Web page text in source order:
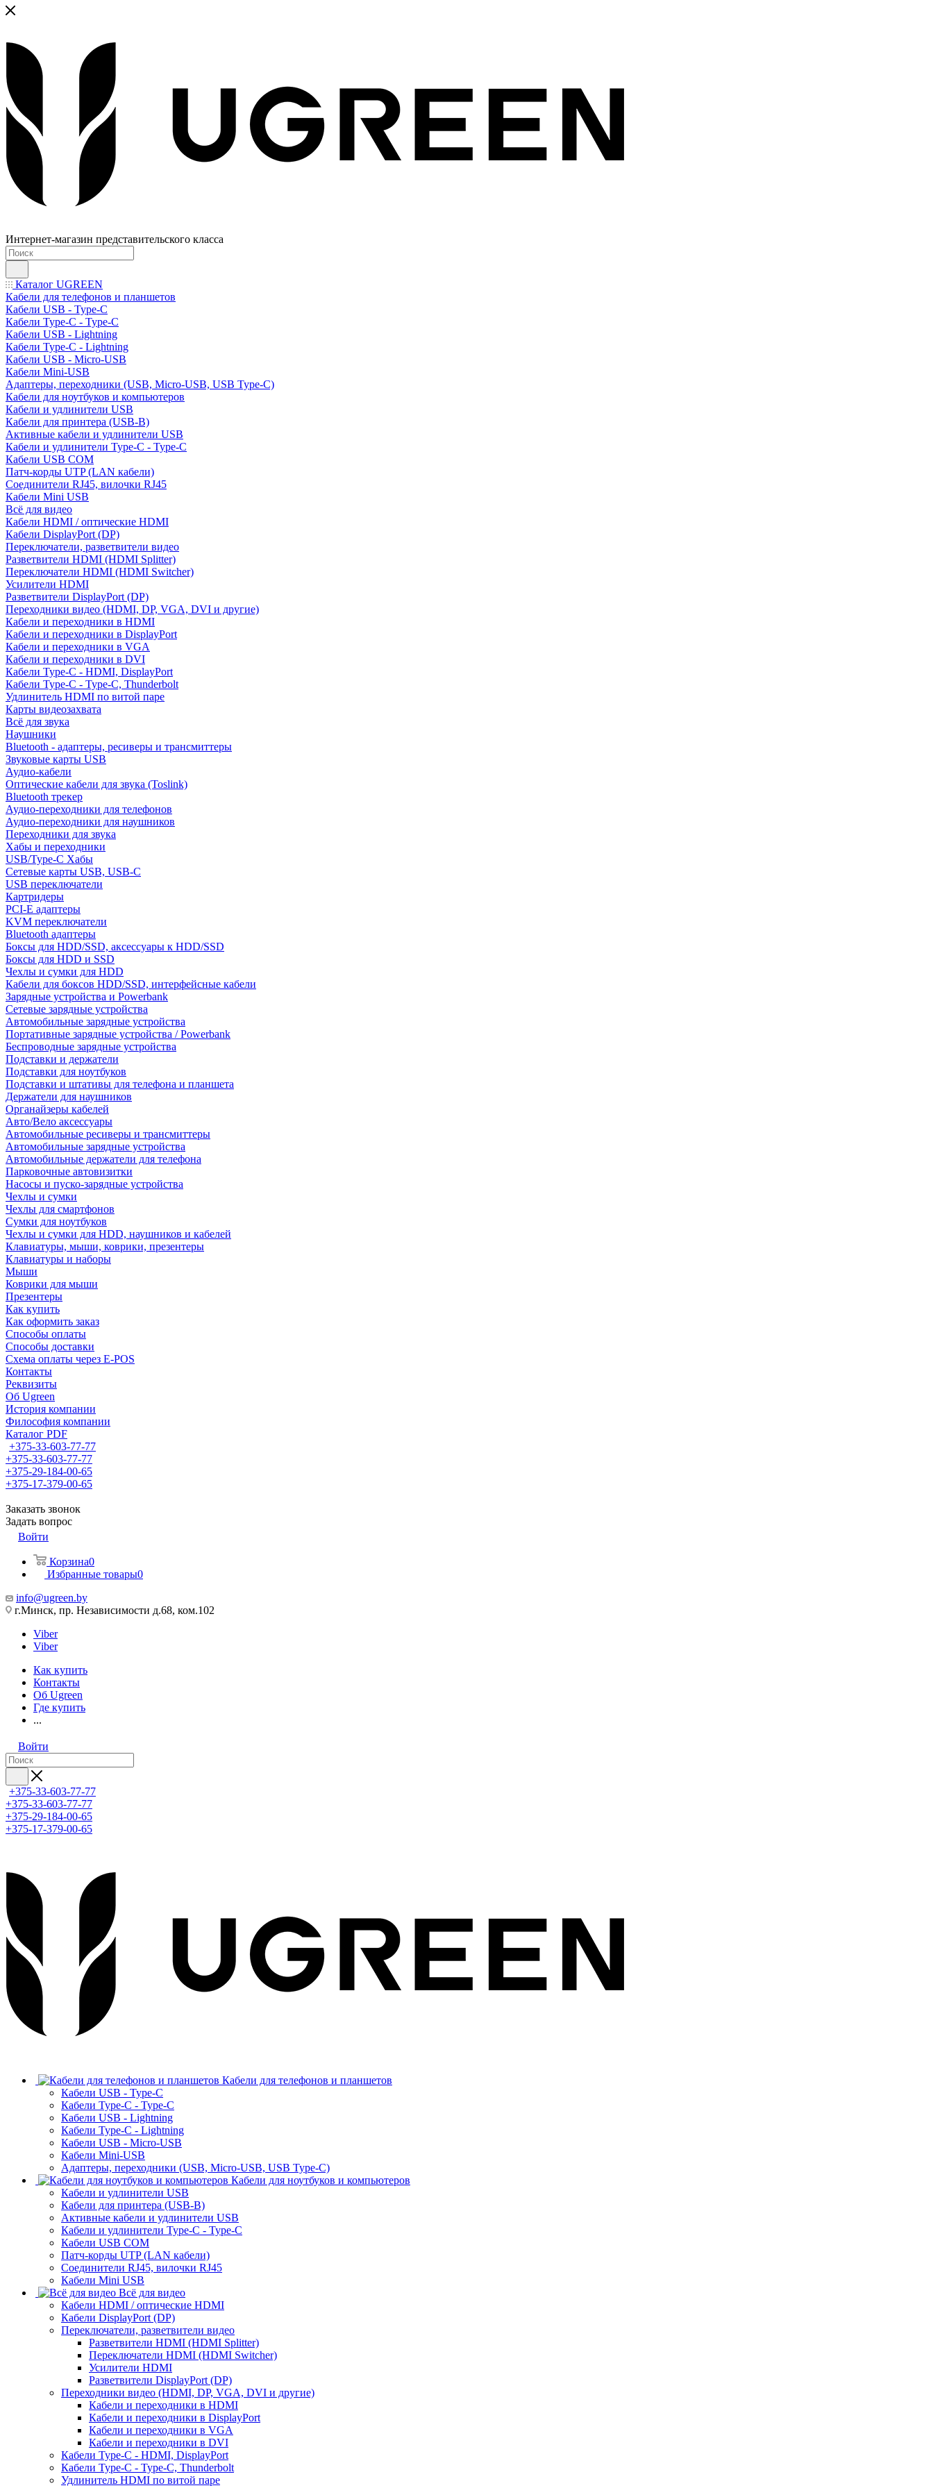
Интернет-магазин представительского класса
Каталог UGREEN
Кабели для телефонов и планшетов
Кабели USB - Type-C
Кабели Type-C - Type-C
Кабели USB - Lightning
Кабели Type-C - Lightning
Кабели USB - Micro-USB
Кабели Mini-USB
Адаптеры, переходники (USB, Micro-USB, USB Type-C)
Кабели для ноутбуков и компьютеров
Кабели и удлинители USB
Кабели для принтера (USB-B)
Активные кабели и удлинители USB
Кабели и удлинители Type-C - Type-C
Кабели USB COM
Патч-корды UTP (LAN кабели)
Соединители RJ45, вилочки RJ45
Кабели Mini USB
Всё для видео
Кабели HDMI / оптические HDMI
Кабели DisplayPort (DP)
Переключатели, разветвители видео
Разветвители HDMI (HDMI Splitter)
Переключатели HDMI (HDMI Switcher)
Усилители HDMI
Разветвители DisplayPort (DP)
Переходники видео (HDMI, DP, VGA, DVI и другие)
Кабели и переходники в HDMI
Кабели и переходники в DisplayPort
Кабели и переходники в VGA
Кабели и переходники в DVI
Кабели Type-C - HDMI, DisplayPort
Кабели Type-C - Type-C, Thunderbolt
Удлинитель HDMI по витой паре
Карты видеозахвата
Всё для звука
Наушники
Bluetooth - адаптеры, ресиверы и трансмиттеры
Звуковые карты USB
Аудио-кабели
Оптические кабели для звука (Toslink)
Bluetooth трекер
Аудио-переходники для телефонов
Аудио-переходники для наушников
Переходники для звука
Хабы и переходники
USB/Type-C Хабы
Сетевые карты USB, USB-C
USB переключатели
Картридеры
PCI-E адаптеры
KVM переключатели
Bluetooth адаптеры
Боксы для HDD/SSD, аксессуары к HDD/SSD
Боксы для HDD и SSD
Чехлы и сумки для HDD
Кабели для боксов HDD/SSD, интерфейсные кабели
Зарядные устройства и Powerbank
Сетевые зарядные устройства
Автомобильные зарядные устройства
Портативные зарядные устройства / Powerbank
Беспроводные зарядные устройства
Подставки и держатели
Подставки для ноутбуков
Подставки и штативы для телефона и планшета
Держатели для наушников
Органайзеры кабелей
Авто/Вело аксессуары
Автомобильные ресиверы и трансмиттеры
Автомобильные зарядные устройства
Автомобильные держатели для телефона
Парковочные автовизитки
Насосы и пуско-зарядные устройства
Чехлы и сумки
Чехлы для смартфонов
Сумки для ноутбуков
Чехлы и сумки для HDD, наушников и кабелей
Клавиатуры, мыши, коврики, презентеры
Клавиатуры и наборы
Мыши
Коврики для мыши
Презентеры
Как купить
Как оформить заказ
Способы оплаты
Способы доставки
Схема оплаты через E-POS
Контакты
Реквизиты
Об Ugreen
История компании
Философия компании
Каталог PDF
+375-33-603-77-77
+375-33-603-77-77
+375-29-184-00-65
+375-17-379-00-65
Заказать звонок
Задать вопрос
Войти
Корзина0
Избранные товары0
info@ugreen.by
г.Минск, пр. Независимости д.68, ком.102
Viber
Viber
Как купить
Контакты
Об Ugreen
Где купить
...
Войти
+375-33-603-77-77
+375-33-603-77-77
+375-29-184-00-65
+375-17-379-00-65
Кабели для телефонов и планшетов
Кабели USB - Type-C
Кабели Type-C - Type-C
Кабели USB - Lightning
Кабели Type-C - Lightning
Кабели USB - Micro-USB
Кабели Mini-USB
Адаптеры, переходники (USB, Micro-USB, USB Type-C)
Кабели для ноутбуков и компьютеров
Кабели и удлинители USB
Кабели для принтера (USB-B)
Активные кабели и удлинители USB
Кабели и удлинители Type-C - Type-C
Кабели USB COM
Патч-корды UTP (LAN кабели)
Соединители RJ45, вилочки RJ45
Кабели Mini USB
Всё для видео
Кабели HDMI / оптические HDMI
Кабели DisplayPort (DP)
Переключатели, разветвители видео
Разветвители HDMI (HDMI Splitter)
Переключатели HDMI (HDMI Switcher)
Усилители HDMI
Разветвители DisplayPort (DP)
Переходники видео (HDMI, DP, VGA, DVI и другие)
Кабели и переходники в HDMI
Кабели и переходники в DisplayPort
Кабели и переходники в VGA
Кабели и переходники в DVI
Кабели Type-C - HDMI, DisplayPort
Кабели Type-C - Type-C, Thunderbolt
Удлинитель HDMI по витой паре